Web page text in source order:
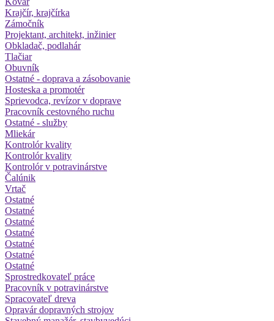
Krajčír, krajčírka
Zámočník
Projektant, architekt, inžinier
Obkladač, podlahár
Tlačiar
Obuvník
Ostatné - doprava a zásobovanie
Hosteska a promotér
Sprievodca, revízor v doprave
Pracovník cestovného ruchu
Ostatné - služby
Mliekár
Kontrolór kvality
Kontrolór kvality
Kontrolór v potravinárstve
Čalúnik
Vrtač
Ostatné
Ostatné
Ostatné
Ostatné
Ostatné
Ostatné
Ostatné
Sprostredkovateľ práce
Pracovník v potravinárstve
Spracovateľ dreva
Opravár dopravných strojov